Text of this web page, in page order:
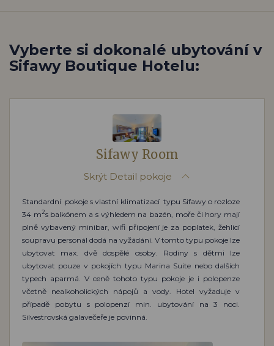
Vyberte si dokonalé ubytování v
Sifawy Boutique Hotelu:
Sifawy Room
Skrýt Detail pokoje
Standardní pokoje s vlastní klimatizací typu Sifawy o rozloze
34 m2s balkónem a s výhledem na bazén, moře či hory mají
plně vybavený minibar, wifi připojení je za poplatek, žehlicí
soupravu personál dodá na vyžádání. V tomto typu pokoje lze
ubytovat max. dvě dospělé osoby. Rodiny s dětmi lze
ubytovat pouze v pokojích typu Marina Suite nebo dalších
typech aparmá. V ceně tohoto typu pokoje je i polopenze
včetně nealkoholických nápojů a vody. Hotel vyžaduje v
případě pobytu s polopenzí min. ubytování na 3 noci.
Silvestrovská galavečeře je povinná.